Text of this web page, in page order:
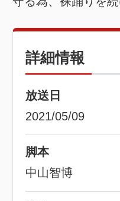
詳細情報
放送日
2021/05/09
脚本
中山智博